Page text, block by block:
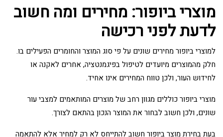
מוצרי ביופור: מחירים ומה חשוב
לדעת לפני רכישה
למוצרי ביופור מחירים שונים על פי סוג המוצר והחומרים הפעילים בו.
חלק מהמוצרים מיועדים לטיפול בפיגמנטציה, אחרים לאקנה או
לחידוש העור, ולכן טווח המחירים אינו אחיד.
מוצרי ביופור כוללים מגוון רחב של מוצרים המותאמים למצבי עור
שונים, ולכן חשוב לבחור את המוצר הנכון בהתאם לצורך.
בעת בחירת מוצר ביופור חשוב להתייחס לא רק למחיר אלא להתאמה